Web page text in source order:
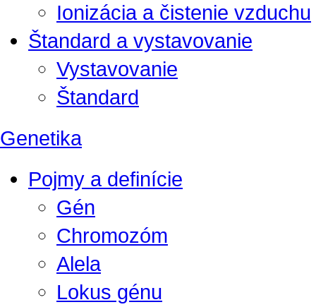
Ionizácia a čistenie vzduchu
Štandard a vystavovanie
Vystavovanie
Štandard
Genetika
Pojmy a definície
Gén
Chromozóm
Alela
Lokus génu